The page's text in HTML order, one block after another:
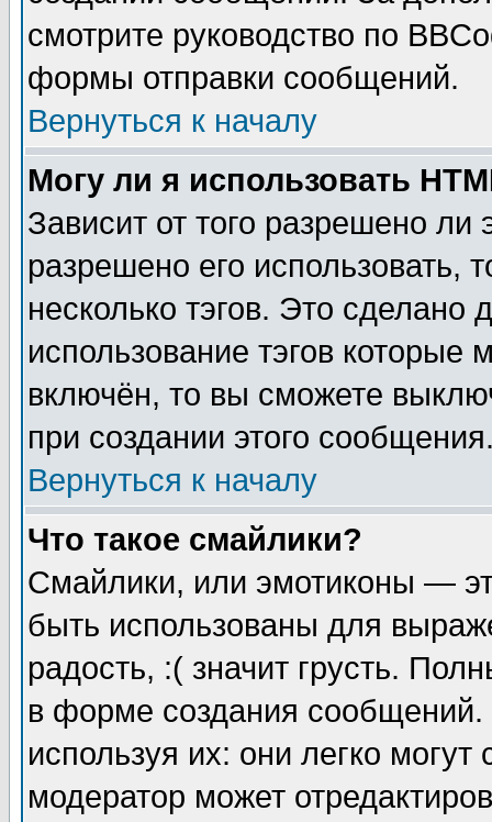
смотрите руководство по
формы отправки сообщений.
Вернуться к началу
Могу ли я использовать
Зависит от того разрешено
разрешено его использовать,
несколько тэгов. Это сделано
использование тэгов
включён, то вы сможете
при создании этого
Вернуться к началу
Что такое смайлики?
Смайлики, или эмотиконы —
быть использованы для
радость, :( значит грусть.
в форме создания сообщений.
используя их: они легко
модератор может